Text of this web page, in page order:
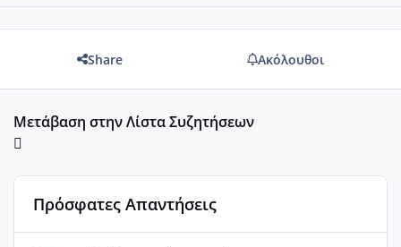
Share Ακόλουθοι
Μετάβαση στην Λίστα Συζητήσεων
Πρόσφατες Απαντήσεις